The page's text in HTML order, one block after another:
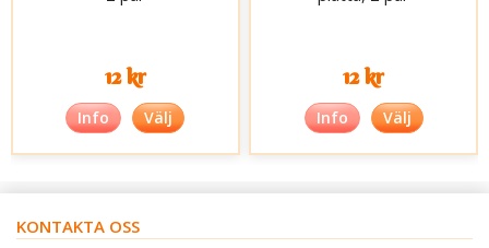
12 kr
Info Välj
12 kr
Info Välj
KONTAKTA OSS